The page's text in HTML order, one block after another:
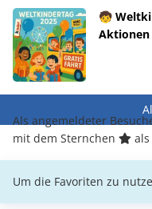
🧒
Aktionen
Als angemeldeter
mit dem Sternchen
Um die Favoriten zu